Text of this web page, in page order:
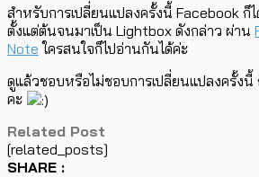
สำหรับการเปลี่ยนแปลงครั้งนี้ Facebook ก็
ตั้งแต่ต้นจนมาเป็น Lightbox ดังกล่าว ผ่าน
Note ใครสนใจก็ไปอ่านกันได้ค่ะ
ดูแล้วชอบหรือไม่ชอบการเปลี่ยนแปลงครั้ง
คะ
Related Post
[related_posts]
SHARE :